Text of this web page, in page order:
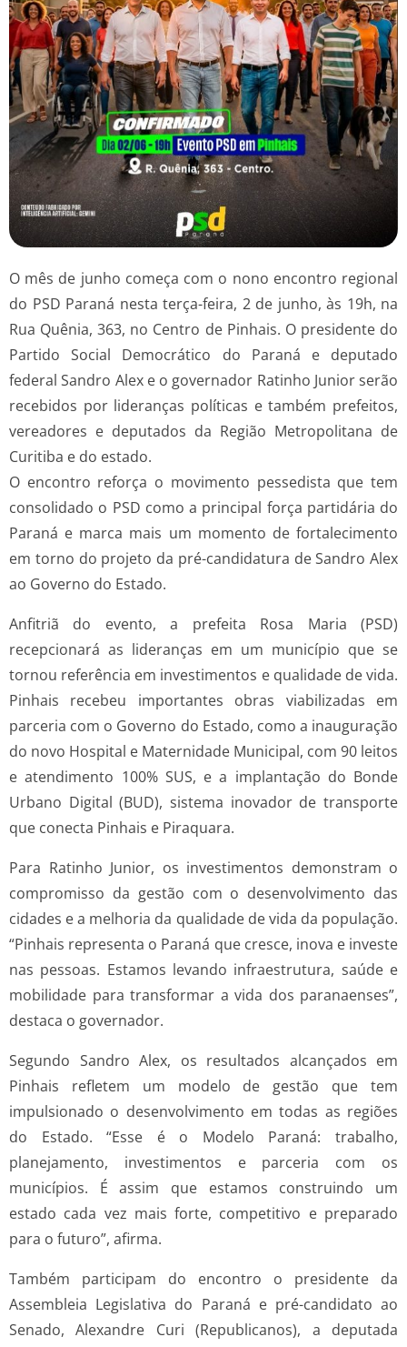
O mês de junho começa com o nono encontro regional
do PSD Paraná nesta terça-feira, 2 de junho, às 19h, na
Rua Quênia, 363, no Centro de Pinhais. O presidente do
Partido Social Democrático do Paraná e deputado
federal Sandro Alex e o governador Ratinho Junior serão
recebidos por lideranças políticas e também prefeitos,
vereadores e deputados da Região Metropolitana de
Curitiba e do estado.
O encontro reforça o movimento pessedista que tem
consolidado o PSD como a principal força partidária do
Paraná e marca mais um momento de fortalecimento
em torno do projeto da pré-candidatura de Sandro Alex
ao Governo do Estado.
Anfitriã do evento, a prefeita Rosa Maria (PSD)
recepcionará as lideranças em um município que se
tornou referência em investimentos e qualidade de vida.
Pinhais recebeu importantes obras viabilizadas em
parceria com o Governo do Estado, como a inauguração
do novo Hospital e Maternidade Municipal, com 90 leitos
e atendimento 100% SUS, e a implantação do Bonde
Urbano Digital (BUD), sistema inovador de transporte
que conecta Pinhais e Piraquara.
Para Ratinho Junior, os investimentos demonstram o
compromisso da gestão com o desenvolvimento das
cidades e a melhoria da qualidade de vida da população.
“Pinhais representa o Paraná que cresce, inova e investe
nas pessoas. Estamos levando infraestrutura, saúde e
mobilidade para transformar a vida dos paranaenses”,
destaca o governador.
Segundo Sandro Alex, os resultados alcançados em
Pinhais refletem um modelo de gestão que tem
impulsionado o desenvolvimento em todas as regiões
do Estado. “Esse é o Modelo Paraná: trabalho,
planejamento, investimentos e parceria com os
municípios. É assim que estamos construindo um
estado cada vez mais forte, competitivo e preparado
para o futuro”, afirma.
Também participam do encontro o presidente da
Assembleia Legislativa do Paraná e pré-candidato ao
Senado, Alexandre Curi (Republicanos), a deputada